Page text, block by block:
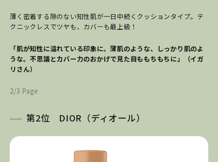
薄く密着する隙のない知性肌が一日中続くクッションタイプ。テ
クニックレスでツヤも、カバーも最上級！
「肌が知性に溢れている印象に。薄肌のような、しっかり肌のよ
うな。不思議とカバー力のおかげで見た目ももちもちに」（イガ
リさん）
2/3 Page
第2位 DIOR（ディオール）